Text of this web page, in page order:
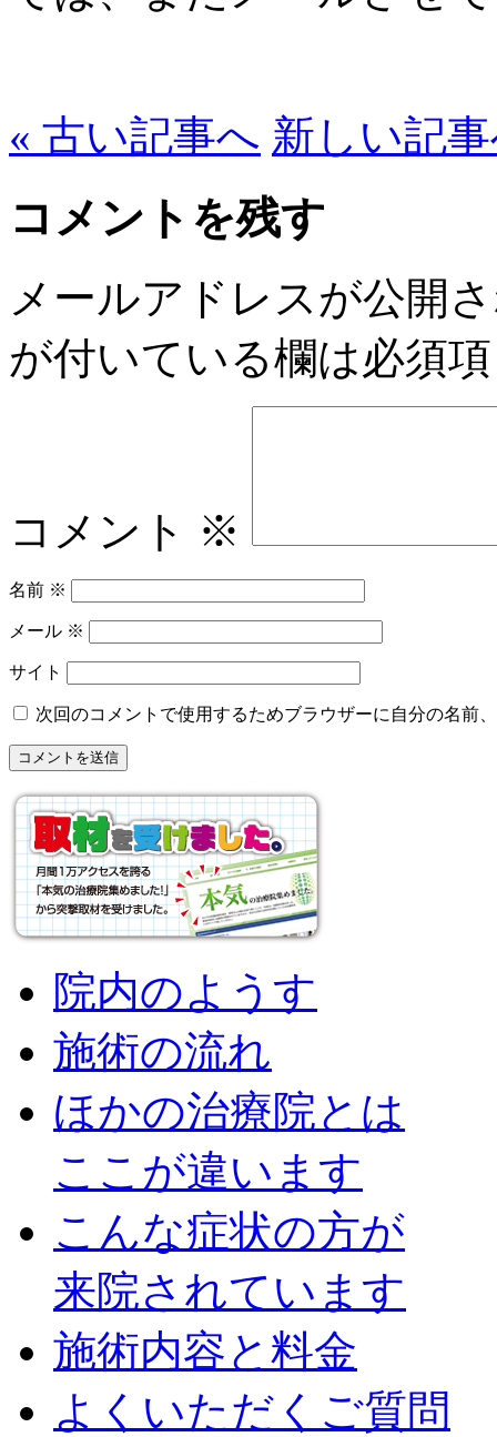
« 古い記事へ 新しい記
コメントを残す
メールアドレスが公開
が付いている欄は必須
コメント ※
名前 ※
メール ※
サイト
次回のコメントで使用するためブラウザーに自分の名前
院内のようす
施術の流れ
ほかの治療院とは
ここが違います
こんな症状の方が
来院されています
施術内容と料金
よくいただくご質問